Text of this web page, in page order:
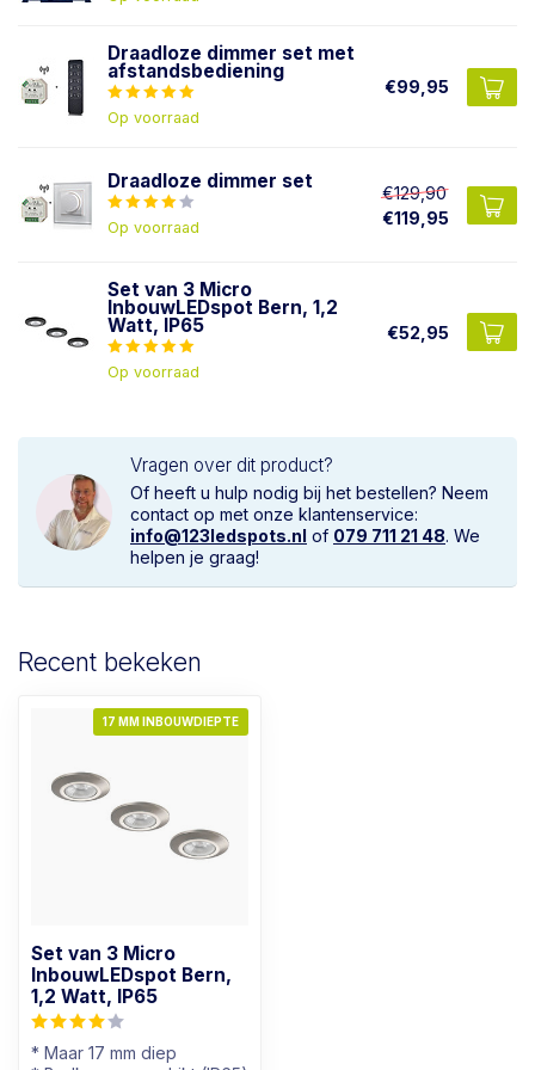
Draadloze dimmer set met
afstandsbediening
Op voorraad
€99,95
Draadloze dimmer set
Op voorraad
€129,90
€119,95
Set van 3 Micro
InbouwLEDspot Bern, 1,2
Watt, IP65
Op voorraad
€52,95
Vragen over dit product?
Of heeft u hulp nodig bij het bestellen? Neem
contact op met onze klantenservice:
info@123ledspots.nl of 079 711 21 48. We
helpen je graag!
Recent bekeken
17 MM INBOUWDIEPTE
Set van 3 Micro
InbouwLEDspot Bern,
1,2 Watt, IP65
* Maar 17 mm diep